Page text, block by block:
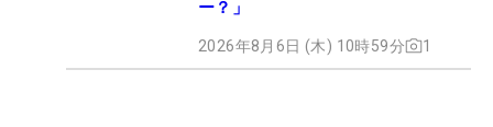
ー？」
2026年8月6日 (木) 10時59分 1